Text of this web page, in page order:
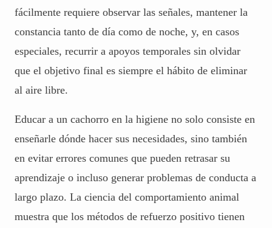
fácilmente requiere observar las señales, mantener la
constancia tanto de día como de noche, y, en casos
especiales, recurrir a apoyos temporales sin olvidar
que el objetivo final es siempre el hábito de eliminar
al aire libre.
Educar a un cachorro en la higiene no solo consiste en
enseñarle dónde hacer sus necesidades, sino también
en evitar errores comunes que pueden retrasar su
aprendizaje o incluso generar problemas de conducta a
largo plazo. La ciencia del comportamiento animal
muestra que los métodos de refuerzo positivo tienen